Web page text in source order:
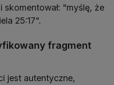
skomentował: "myślę, że
25:17".
fragment
jest autentyczne,